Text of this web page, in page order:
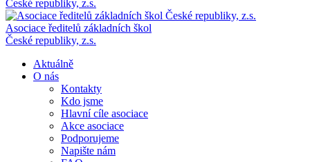
České republiky, z.s.
Asociace ředitelů základních škol
České republiky, z.s.
Aktuálně
O nás
Kontakty
Kdo jsme
Hlavní cíle asociace
Akce asociace
Podporujeme
Napište nám